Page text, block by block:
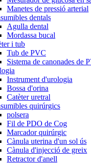
Manetes de pressió arterial
dentals
Agulla dental
Mordassa bucal
i tub
Tub de PVC
Sistema de canonades de
Instrument d'urologia
Bossa d'orina
Catèter uretral
quirúrgics
polsera
Fil de PDO de Cog
Marcador quirúrgic
Cànula uterina d'un sol ús
Cànula d'injecció de greix
Retractor d'anell